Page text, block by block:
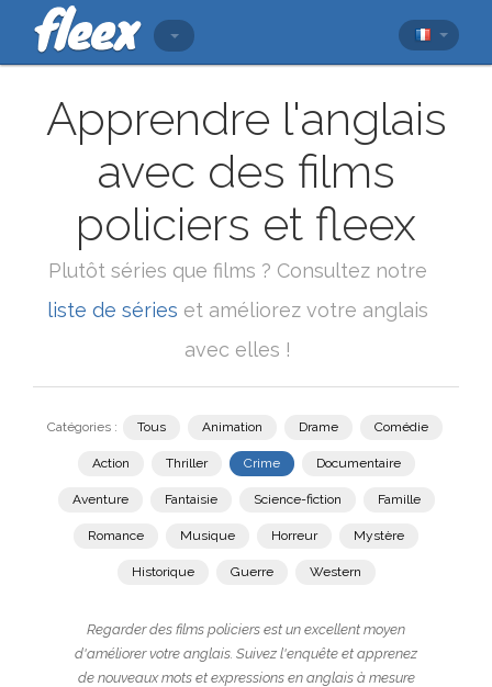
Apprendre l'anglais
avec des films
policiers et fleex
Plutôt séries que films ? Consultez notre
liste de séries et améliorez votre anglais
avec elles !
Catégories : Tous Animation Drame Comédie
Action Thriller Crime Documentaire
Aventure Fantaisie Science-fiction Famille
Romance Musique Horreur Mystère
Historique Guerre Western
Regarder des films policiers est un excellent moyen
d'améliorer votre anglais. Suivez l'enquête et apprenez
de nouveaux mots et expressions en anglais à mesure